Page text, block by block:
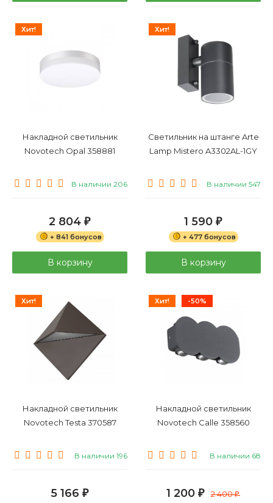
Хит!
Накладной светильник
Novotech Opal 358881
В наличии 206
2 804 ₽
+ 841 бонусов
В корзину
Хит!
Светильник на штанге Arte
Lamp Mistero A3302AL-1GY
В наличии 547
1 590 ₽
+ 477 бонусов
В корзину
Хит!
Накладной светильник
Novotech Testa 370587
В наличии 196
5 166 ₽
Хит! -50%
Накладной светильник
Novotech Calle 358560
В наличии 68
1 200 ₽ 2 400₽